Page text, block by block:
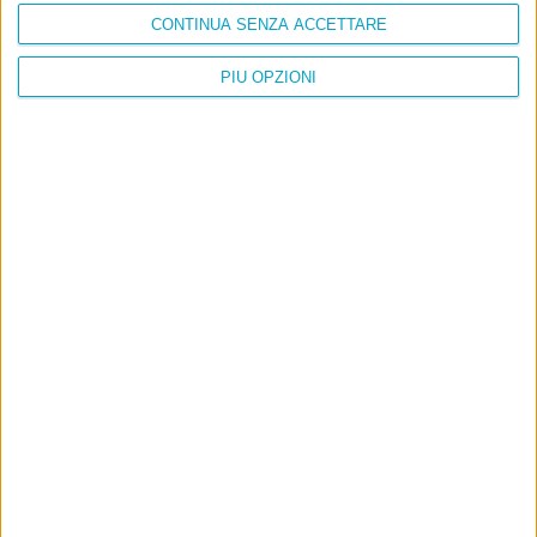
PIÙ OPZIONI
CONTINUA SENZA ACCETTARE